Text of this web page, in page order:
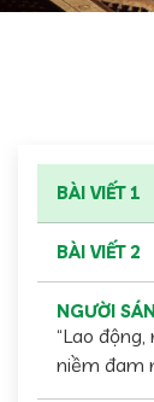
BÀI VIẾT 1
BÀI VIẾT 2
NGƯỜI
“Lao
niềm đam